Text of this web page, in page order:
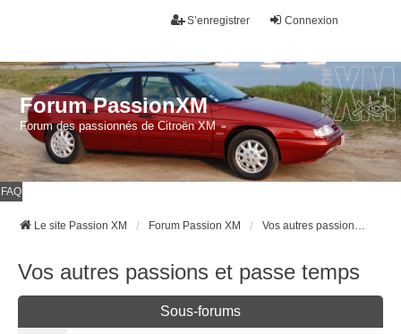
Connexion
S’enregistrer
Forum PassionXM
Forum des passionnés de Citroën XM
FAQ
Le site Passion XM Forum Passion XM Vos autres passions et passe temps
Vos autres passions et passe temps
Sous-forums